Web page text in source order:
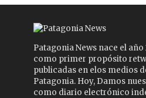
Patagonia News nace el
como primer propósito
publicadas en elos medios
Patagonia. Hoy, Damos
como diario electrónico